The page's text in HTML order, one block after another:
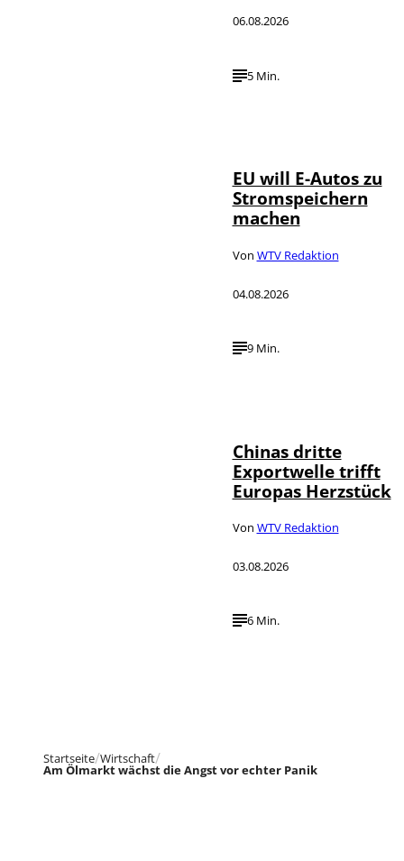
06.08.2026
5 Min.
EU will E-Autos zu
Stromspeichern
machen
Von WTV Redaktion
04.08.2026
9 Min.
Chinas dritte
Exportwelle trifft
Europas Herzstück
Von WTV Redaktion
03.08.2026
6 Min.
Startseite Wirtschaft
Am Ölmarkt wächst die Angst vor echter Panik